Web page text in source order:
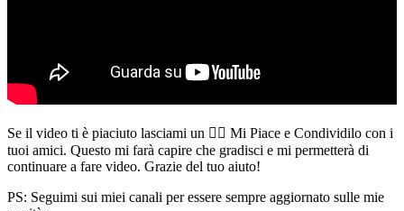
Se il video ti è piaciuto lasciami un 👍🏻 Mi Piace e Condividilo con i
tuoi amici. Questo mi farà capire che gradisci e mi permetterà di
continuare a fare video. Grazie del tuo aiuto!
PS: Seguimi sui miei canali per essere sempre aggiornato sulle mie